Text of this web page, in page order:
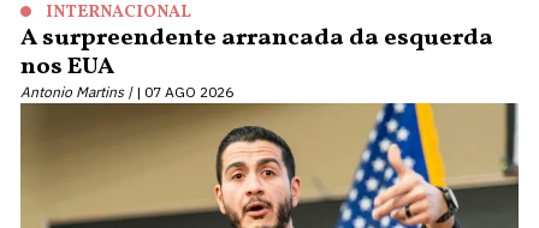
INTERNACIONAL
A surpreendente arrancada da esquerda
nos EUA
Antonio Martins | 07 AGO 2026